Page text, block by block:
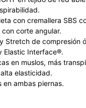
con cremallera SBS
corte angular.
Stretch de compresión
Elastic Interface®.
en muslos, más
elasticidad.
en ambas piernas.